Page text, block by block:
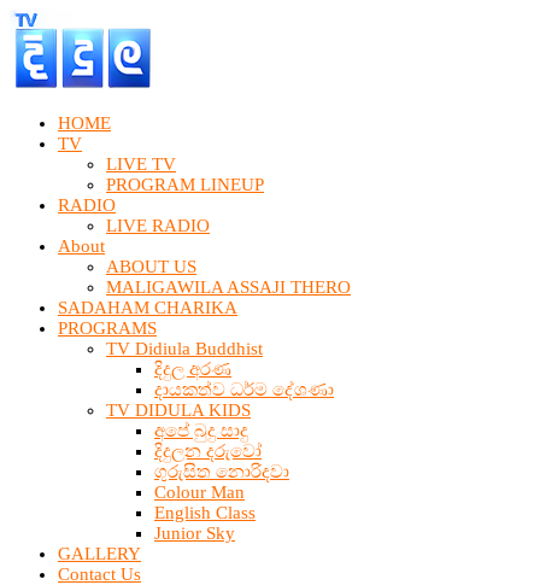
HOME
TV
LIVE TV
PROGRAM LINEUP
RADIO
LIVE RADIO
About
ABOUT US
MALIGAWILA ASSAJI THERO
SADAHAM CHARIKA
PROGRAMS
TV Didiula Buddhist
දිදුල අරණ
දායකත්ව ධර්ම දේශණා
TV DIDULA KIDS
අපේ බුදු සාදු
දිදුලන දරුවෝ
ගුරුසිත නොරිදවා
Colour Man
English Class
Junior Sky
GALLERY
Contact Us